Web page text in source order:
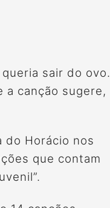
sair do ovo.
a canção sugere,
do Horácio nos
que contam